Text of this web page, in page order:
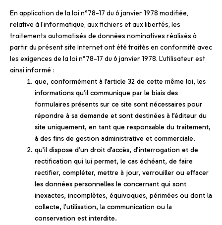
En application de la loi n°78-17 du 6 janvier 1978 modifiée,
relative à l’informatique, aux fichiers et aux libertés, les
traitements automatisés de données nominatives réalisés à
partir du présent site Internet ont été traités en conformité avec
les exigences de la loi n°78-17 du 6 janvier 1978. L’utilisateur est
ainsi informé :
que, conformément à l’article 32 de cette même loi, les
informations qu’il communique par le biais des
formulaires présents sur ce site sont nécessaires pour
répondre à sa demande et sont destinées à l’éditeur du
site uniquement, en tant que responsable du traitement,
à des fins de gestion administrative et commerciale.
qu’il dispose d’un droit d’accès, d’interrogation et de
rectification qui lui permet, le cas échéant, de faire
rectifier, compléter, mettre à jour, verrouiller ou effacer
les données personnelles le concernant qui sont
inexactes, incomplètes, équivoques, périmées ou dont la
collecte, l’utilisation, la communication ou la
conservation est interdite.